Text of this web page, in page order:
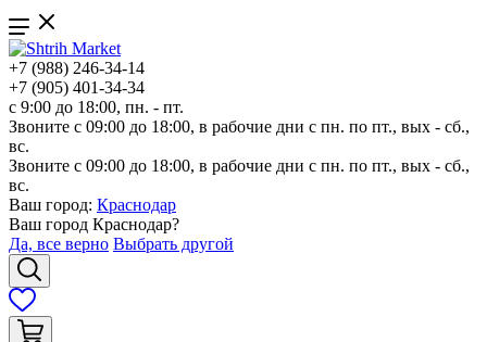
+7 (988) 246-34-14
+7 (905) 401-34-34
с 9:00 до 18:00, пн. - пт.
Звоните с 09:00 до 18:00, в рабочие дни с пн. по пт., вых - сб.,
вс.
Звоните с 09:00 до 18:00, в рабочие дни с пн. по пт., вых - сб.,
вс.
Ваш город: Краснодар
Ваш город Краснодар?
Да, все верно Выбрать другой